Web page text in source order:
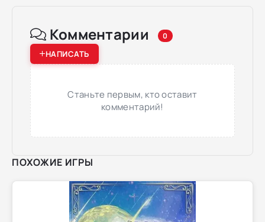
Комментарии 0
НАПИСАТЬ
Станьте первым, кто оставит
комментарий!
ПОХОЖИЕ ИГРЫ